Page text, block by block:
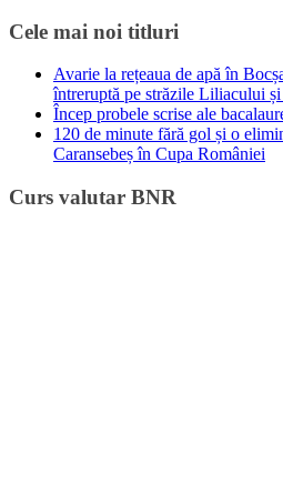
Cele mai noi titluri
Avarie la rețeaua de apă în
întreruptă pe străzile Liliacului
Încep probele scrise ale
120 de minute fără gol și o
Caransebeș în Cupa României
Curs valutar BNR